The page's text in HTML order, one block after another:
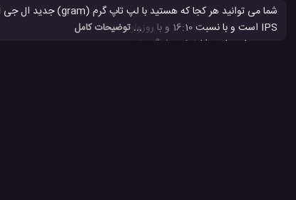
... توضیحات کامل